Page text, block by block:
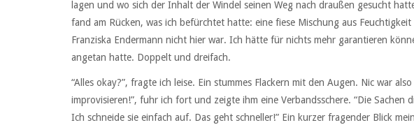
lagen und wo sich der Inhalt der Windel seinen Weg nach draußen gesucht
fand am Rücken, was ich befürchtet hatte: eine fiese Mischung aus
Franziska Endermann nicht hier war. Ich hätte für nichts mehr garantieren
angetan hatte. Doppelt und dreifach.
“Alles okay?”, fragte ich leise. Ein stummes Flackern mit den Augen. Nic war
improvisieren!”, fuhr ich fort und zeigte ihm eine Verbandsschere. “Die
Ich schneide sie einfach auf. Das geht schneller!” Ein kurzer fragender Blick